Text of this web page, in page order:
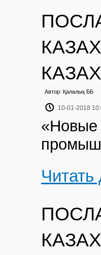
Автор: Қалалық ББ
10-01-2018
«Новые
Читать